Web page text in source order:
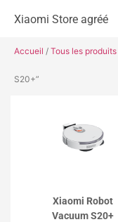
Xiaomi Store agréé
Accueil / Tous les produits
S20+”
Xiaomi Robot
Vacuum S20+